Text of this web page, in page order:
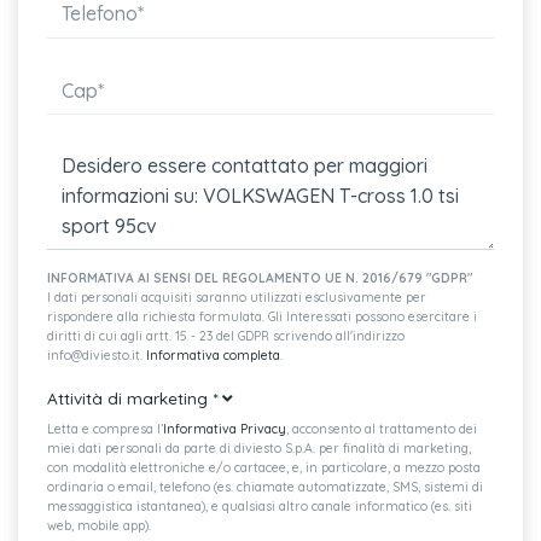
Climatizzatore manuale
Sedile conducente e passeggero regolabili in altezza
Divano posteriore con schienale divisibile e ribaltabile
Pomello del cambio in pelle
Supporto lombare a regolazione manuale per i sedili anteriori
Streaming & internet (volume dati disponibile a pagamento)
Tecnologia ocu (online connectivity unit)
INFORMATIVA AI SENSI DEL REGOLAMENTO UE N. 2016/679 "GDPR"
I dati personali acquisiti saranno utilizzati esclusivamente per
rispondere alla richiesta formulata. Gli Interessati possono esercitare i
diritti di cui agli artt. 15 - 23 del GDPR scrivendo all'indirizzo
info@diviesto.it. Informativa completa.
Attività di marketing *
Letta e compresa l’Informativa Privacy, acconsento al trattamento dei
miei dati personali da parte di diviesto S.p.A. per finalità di marketing,
con modalità elettroniche e/o cartacee, e, in particolare, a mezzo posta
ordinaria o email, telefono (es. chiamate automatizzate, SMS, sistemi di
messaggistica istantanea), e qualsiasi altro canale informatico (es. siti
web, mobile app).